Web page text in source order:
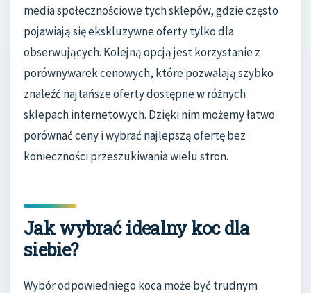
media społecznościowe tych sklepów, gdzie często
pojawiają się ekskluzywne oferty tylko dla
obserwujących. Kolejną opcją jest korzystanie z
porównywarek cenowych, które pozwalają szybko
znaleźć najtańsze oferty dostępne w różnych
sklepach internetowych. Dzięki nim możemy łatwo
porównać ceny i wybrać najlepszą ofertę bez
konieczności przeszukiwania wielu stron.
Jak wybrać idealny koc dla
siebie?
Wybór odpowiedniego koca może być trudnym